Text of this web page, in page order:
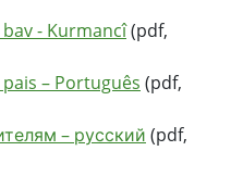
- Kurmancî(pdf,
– Português (pdf,
– русский (pdf,